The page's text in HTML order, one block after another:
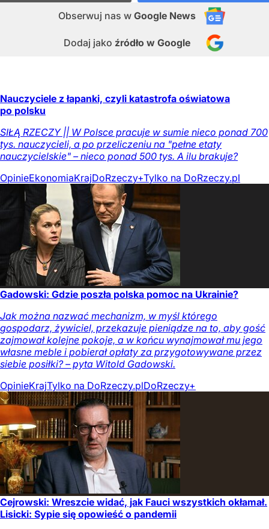
Obserwuj nas w Google News
Dodaj jako źródło w Google
Nauczyciele z łapanki, czyli katastrofa oświatowa
po polsku
SIŁĄ RZECZY || W Polsce pracuje w sumie nieco ponad 700
tys. nauczycieli, a po przeliczeniu na "pełne etaty
nauczycielskie" – nieco ponad 500 tys. A ilu brakuje?
OpinieEkonomiaKrajDoRzeczy+Tylko na DoRzeczy.pl
Gadowski: Gdzie poszła polska pomoc na Ukrainie?
Jak można nazwać mechanizm, w myśl którego
gospodarz, żywiciel, przekazuje pieniądze na to, aby gość
zajmował kolejne pokoje, a w końcu wynajmował mu jego
własne meble i pobierał opłaty za przygotowywane przez
siebie posiłki? – pyta Witold Gadowski.
OpinieKrajTylko na DoRzeczy.plDoRzeczy+
Cejrowski: Wreszcie widać, jak Fauci wszystkich okłamał.
Lisicki: Sypie się opowieść o pandemii